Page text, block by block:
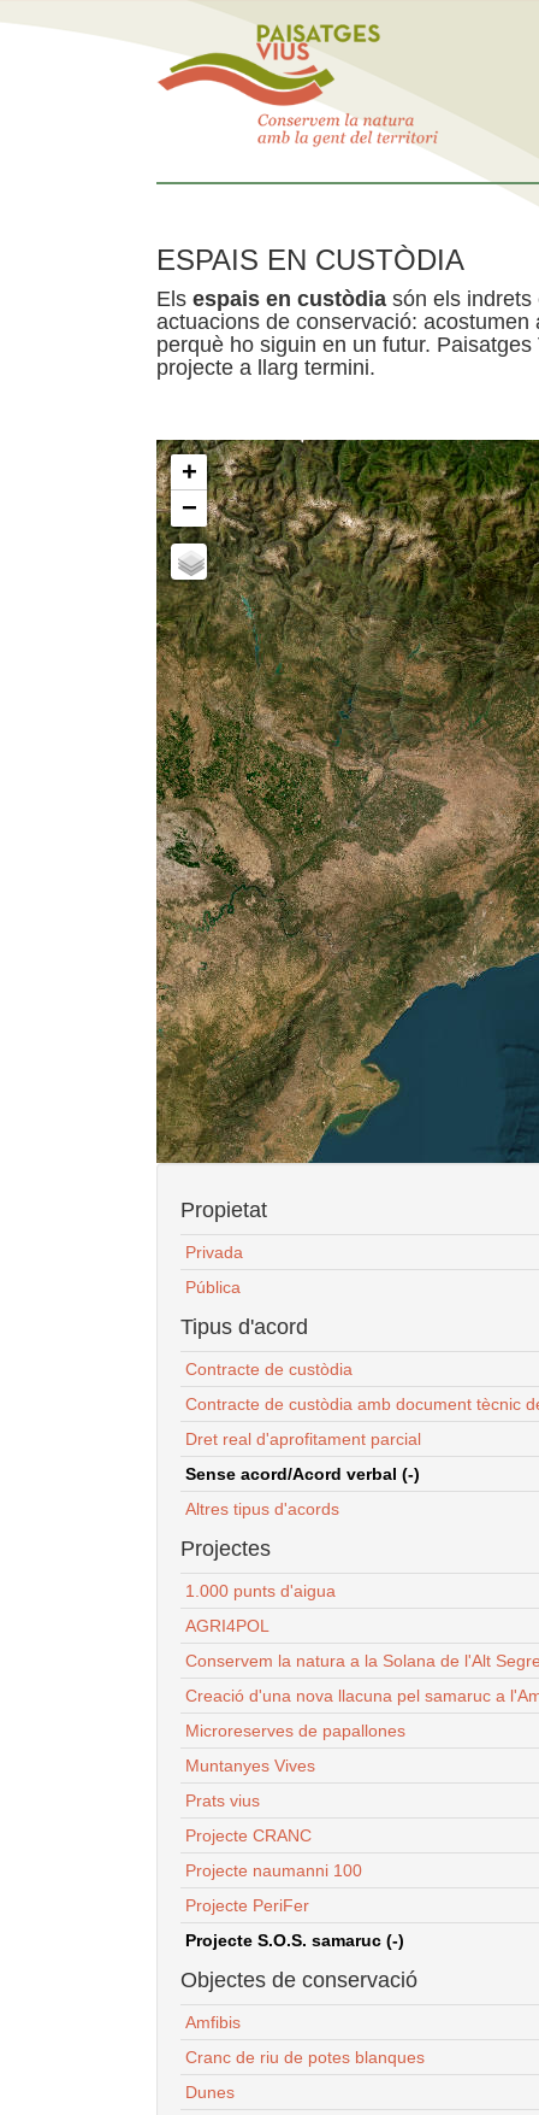
ESPAIS EN CUSTÒDIA
Els espais en custòdia són els indrets
actuacions de conservació:
perquè ho siguin en un futur.
projecte a llarg termini.
+
−
Propietat
Privada
Pública
Tipus d'acord
Contracte de custòdia
Contracte de custòdia amb document tècnic
Dret real d'aprofitament parcial
Sense acord/Acord verbal (-)
Altres tipus d'acords
Projectes
1.000 punts d'aigua
AGRI4POL
Conservem la natura a la Solana de l'Alt
Creació d'una nova llacuna pel samaruc a
Microreserves de papallones
Muntanyes Vives
Prats vius
Projecte CRANC
Projecte naumanni 100
Projecte PeriFer
Projecte S.O.S. samaruc (-)
Objectes de conservació
Amfibis
Cranc de riu de potes blanques
Dunes